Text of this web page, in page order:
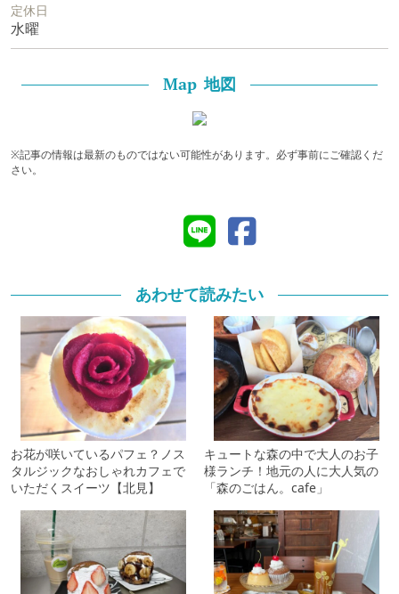
定休日
水曜
Map 地図
※記事の情報は最新のものではない可能性があります。必ず事前にご確認くだ
さい。
あわせて読みたい
お花が咲いているパフェ？ノス
タルジックなおしゃれカフェで
いただくスイーツ【北見】
キュートな森の中で大人のお子
様ランチ！地元の人に大人気の
「森のごはん。cafe」